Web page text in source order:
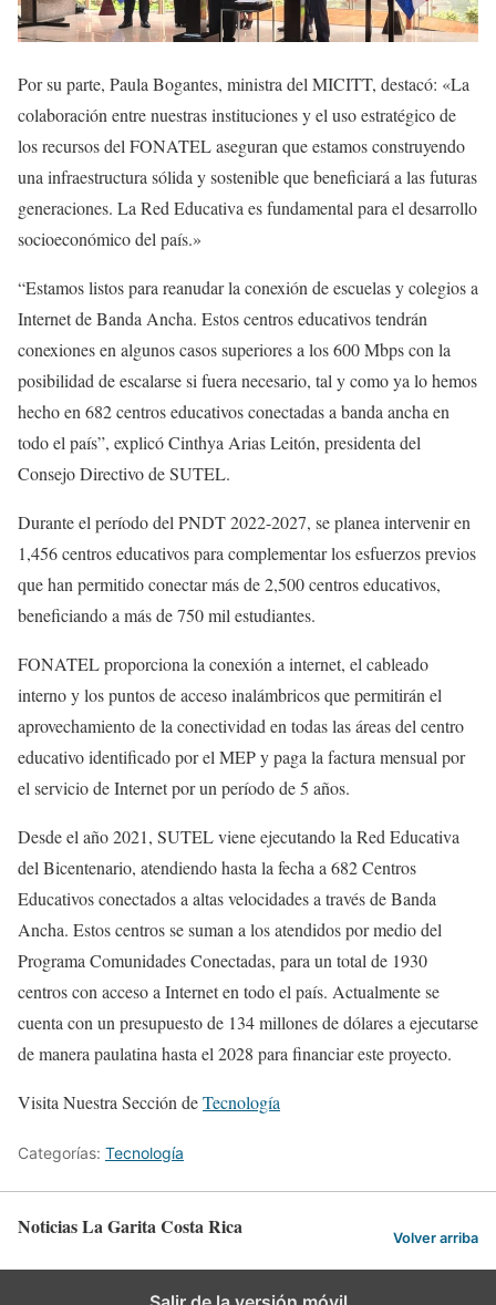
Por su parte, Paula Bogantes, ministra del MICITT, destacó: «La
colaboración entre nuestras instituciones y el uso estratégico de
los recursos del FONATEL aseguran que estamos construyendo
una infraestructura sólida y sostenible que beneficiará a las futuras
generaciones. La Red Educativa es fundamental para el desarrollo
socioeconómico del país.»
“Estamos listos para reanudar la conexión de escuelas y colegios a
Internet de Banda Ancha. Estos centros educativos tendrán
conexiones en algunos casos superiores a los 600 Mbps con la
posibilidad de escalarse si fuera necesario, tal y como ya lo hemos
hecho en 682 centros educativos conectadas a banda ancha en
todo el país”, explicó Cinthya Arias Leitón, presidenta del
Consejo Directivo de SUTEL.
Durante el período del PNDT 2022-2027, se planea intervenir en
1,456 centros educativos para complementar los esfuerzos previos
que han permitido conectar más de 2,500 centros educativos,
beneficiando a más de 750 mil estudiantes.
FONATEL proporciona la conexión a internet, el cableado
interno y los puntos de acceso inalámbricos que permitirán el
aprovechamiento de la conectividad en todas las áreas del centro
educativo identificado por el MEP y paga la factura mensual por
el servicio de Internet por un período de 5 años.
Desde el año 2021, SUTEL viene ejecutando la Red Educativa
del Bicentenario, atendiendo hasta la fecha a 682 Centros
Educativos conectados a altas velocidades a través de Banda
Ancha. Estos centros se suman a los atendidos por medio del
Programa Comunidades Conectadas, para un total de 1930
centros con acceso a Internet en todo el país. Actualmente se
cuenta con un presupuesto de 134 millones de dólares a ejecutarse
de manera paulatina hasta el 2028 para financiar este proyecto.
Visita Nuestra Sección deTecnología
Categorías: Tecnología
Noticias La Garita Costa Rica Volver arriba